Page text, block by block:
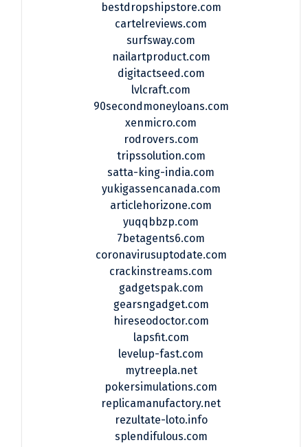
bestdropshipstore.com
cartelreviews.com
surfsway.com
nailartproduct.com
digitactseed.com
lvlcraft.com
90secondmoneyloans.com
xenmicro.com
rodrovers.com
tripssolution.com
satta-king-india.com
yukigassencanada.com
articlehorizone.com
yuqqbbzp.com
7betagents6.com
coronavirusuptodate.com
crackinstreams.com
gadgetspak.com
gearsngadget.com
hireseodoctor.com
lapsfit.com
levelup-fast.com
mytreepla.net
pokersimulations.com
replicamanufactory.net
rezultate-loto.info
splendifulous.com